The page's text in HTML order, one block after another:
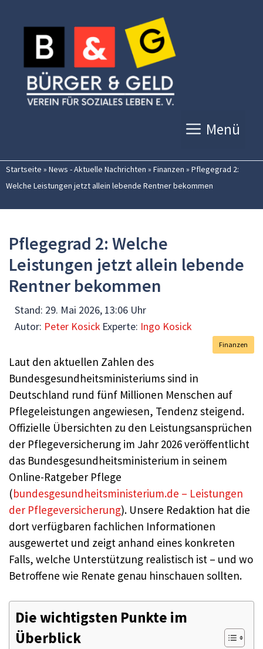
Inhalt
springen
Menü
Startseite » News - Aktuelle Nachrichten » Finanzen » Pflegegrad 2:
Welche Leistungen jetzt allein lebende Rentner bekommen
Pflegegrad 2: Welche
Leistungen jetzt allein lebende
Rentner bekommen
Stand: 29. Mai 2026, 13:06 Uhr
Autor: Peter Kosick Experte: Ingo Kosick
Finanzen
Laut den aktuellen Zahlen des
Bundesgesundheitsministeriums sind in
Deutschland rund fünf Millionen Menschen auf
Pflegeleistungen angewiesen, Tendenz steigend.
Offizielle Übersichten zu den Leistungsansprüchen
der Pflegeversicherung im Jahr 2026 veröffentlicht
das Bundesgesundheitsministerium in seinem
Online-Ratgeber Pflege
(bundesgesundheitsministerium.de – Leistungen
der Pflegeversicherung). Unsere Redaktion hat die
dort verfügbaren fachlichen Informationen
ausgewertet und zeigt anhand eines konkreten
Falls, welche Unterstützung realistisch ist – und wo
Betroffene wie Renate genau hinschauen sollten.
Die wichtigsten Punkte im
Überblick